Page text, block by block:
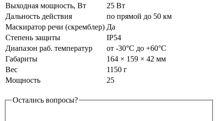
Выходная мощность, Вт
25 Вт
Дальность действия
по прямой до 50 км
Маскиратор речи (скремблер) Да
Степень защиты
IP54
Диапазон раб. температур
от -30°С до +60°С
Габариты
164 × 159 × 42 мм
Вес
1150 г
Мощность
25
Остались вопросы?